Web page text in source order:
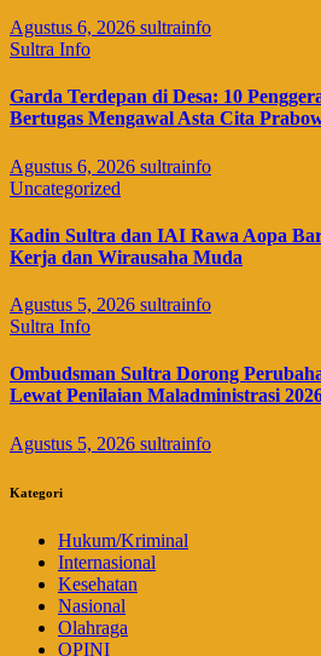
Agustus 6, 2026 sultrainfo
Sultra Info
Garda Terdepan di Desa: 10
Bertugas Mengawal Asta Cita
Agustus 6, 2026 sultrainfo
Uncategorized
Kadin Sultra dan IAI Rawa Aopa
Kerja dan Wirausaha Muda
Agustus 5, 2026 sultrainfo
Sultra Info
Ombudsman Sultra Dorong
Lewat Penilaian Maladministrasi
Agustus 5, 2026 sultrainfo
Kategori
Hukum/Kriminal
Internasional
Kesehatan
Nasional
Olahraga
OPINI